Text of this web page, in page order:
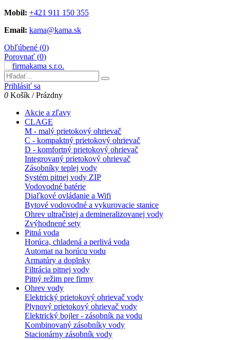
Mobil: +421 911 150 355
Email: kama@kama.sk
Obľúbené (0)
Porovnať (0)
Prihlásiť sa
0 Košík /Prázdny
Akcie a zľavy
CLAGE
M - malý prietokový ohrievač
C - kompaktný prietokový ohrievač
D - komfortný prietokový ohrievač
Integrovaný prietokový ohrievač
Zásobníky teplej vody
Systém pitnej vody ZIP
Vodovodné batérie
Diaľkové ovládanie a Wifi
Bytové vodovodné a vykurovacie stanice
Ohrev ultračistej a demineralizovanej vody
Zvýhodnené sety
Pitná voda
Horúca, chladená a perlivá voda
Automat na horúcu vodu
Armatúry a doplnky
Filtrácia pitnej vody
Pitný režim pre firmy
Ohrev vody
Elektrický prietokový ohrievač vody
Plynový prietokový ohrievač vody
Elektrický bojler - zásobník na vodu
Kombinovaný zásobníky vody
Stacionárny zásobník vody